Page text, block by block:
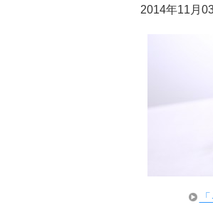
2014年11月